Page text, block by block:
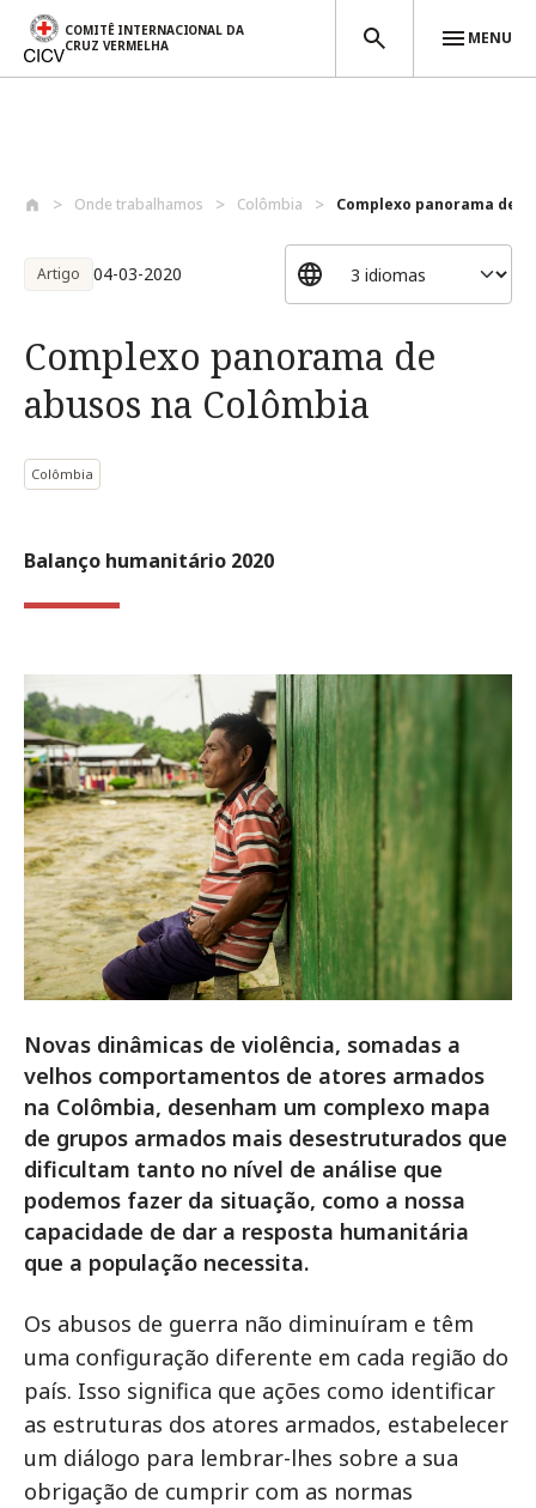
COMITÊ INTERNACIONAL DA
CRUZ VERMELHA
MENU
Onde trabalhamos Colômbia Complexo panorama de
Artigo 04-03-2020
Complexo panorama de
abusos na Colômbia
Colômbia
Balanço humanitário 2020
Novas dinâmicas de violência, somadas a
velhos comportamentos de atores armados
na Colômbia, desenham um complexo mapa
de grupos armados mais desestruturados que
dificultam tanto no nível de análise que
podemos fazer da situação, como a nossa
capacidade de dar a resposta humanitária
que a população necessita.
Os abusos de guerra não diminuíram e têm
uma configuração diferente em cada região do
país. Isso significa que ações como identificar
as estruturas dos atores armados, estabelecer
um diálogo para lembrar-lhes sobre a sua
obrigação de cumprir com as normas